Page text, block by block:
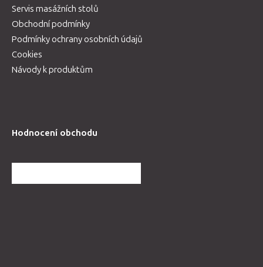
Servis masážních stolů
Obchodní podmínky
Podmínky ochrany osobních údajů
Cookies
Návody k produktům
Hodnocení obchodu